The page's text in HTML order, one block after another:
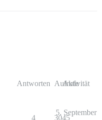
Antworten Aufrufe
Aktivität
4 3045
5. September